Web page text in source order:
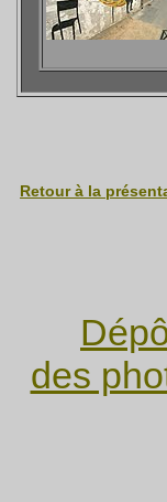
Retour à la
des